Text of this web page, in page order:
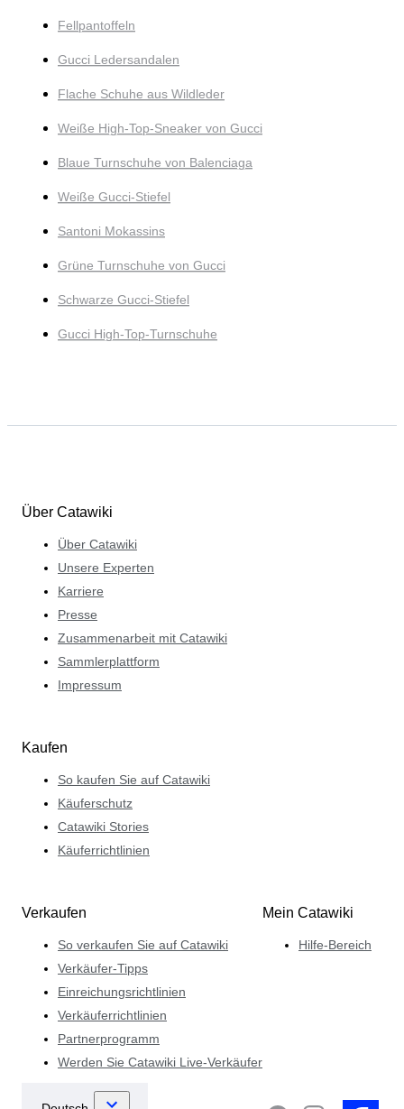
Fellpantoffeln
Gucci Ledersandalen
Flache Schuhe aus Wildleder
Weiße High-Top-Sneaker von Gucci
Blaue Turnschuhe von Balenciaga
Weiße Gucci-Stiefel
Santoni Mokassins
Grüne Turnschuhe von Gucci
Schwarze Gucci-Stiefel
Gucci High-Top-Turnschuhe
Über Catawiki
Über Catawiki
Unsere Experten
Karriere
Presse
Zusammenarbeit mit Catawiki
Sammlerplattform
Impressum
Kaufen
So kaufen Sie auf Catawiki
Käuferschutz
Catawiki Stories
Käuferrichtlinien
Verkaufen
So verkaufen Sie auf Catawiki
Verkäufer-Tipps
Einreichungsrichtlinien
Verkäuferrichtlinien
Partnerprogramm
Werden Sie Catawiki Live-Verkäufer
Mein Catawiki
Hilfe-Bereich